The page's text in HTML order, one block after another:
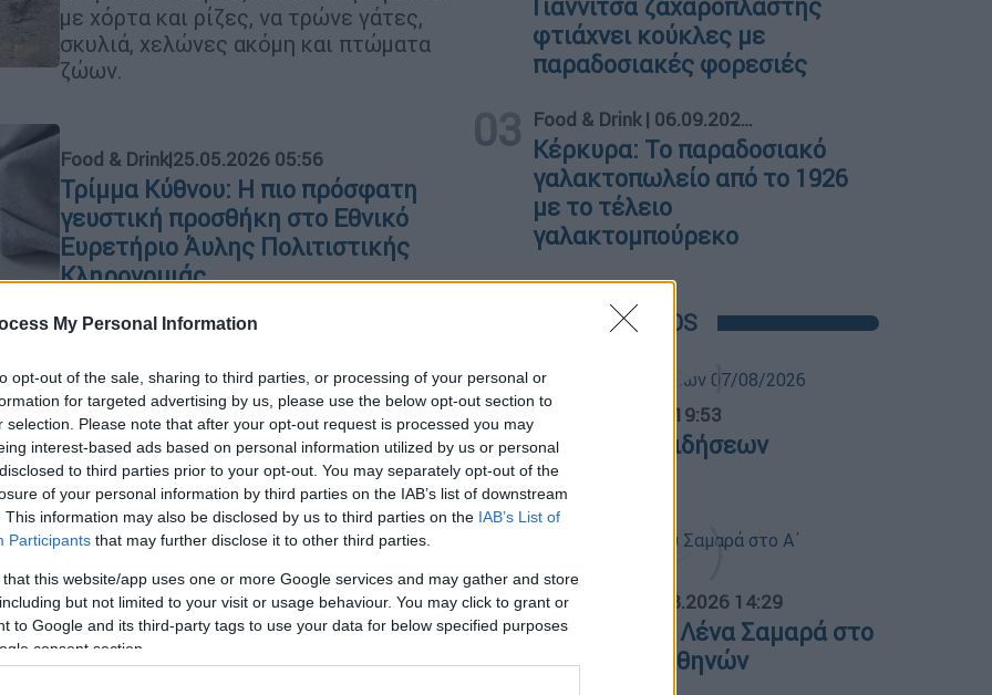
My Personal Information
opt-out of the sale, sharing to third parties, or processing of your personal or
for targeted advertising by us, please use the below opt-out section to
selection. Please note that after your opt-out request is processed you may
interest-based ads based on personal information utilized by us or personal
to third parties prior to your opt-out. You may separately opt-out of the
of your personal information by third parties on the IAB’s list of downstream
This information may also be disclosed by us to third parties on the IAB’s List of
Participants that may further disclose it to other third parties.
that this website/app uses one or more Google services and may gather and store
but not limited to your visit or usage behaviour. You may click to grant or
to Google and its third-party tags to use your data for below specified purposes
consent section.
με χόρτα και ρίζες, να τρώνε γάτες,
σκυλιά, χελώνες ακόμη και πτώματα
ζώων.
Food & Drink|25.05.2026 05:56
Τρίμμα Κύθνου: Η πιο πρόσφατη
γευστική προσθήκη στο Εθνικό
Ευρετήριο Άυλης Πολιτιστικής
Κληρονομιάς
Ανάμεσα στις νέες προσθήκες
ξεχωρίζει μία γεύση με βαθιές ρίζες
στην ελληνική τυροκομική παράδοση
Ελλάδα|23.05.2026 12:07
Η Αγάπη από το Ξυλόκαστρο
τίμησε την Ελλάδα στο Μαρόκο:
Το παγκόσμιο μήνυμα ειρήνης από
30 κορυφαίους ιππείς
Η Ελληνίδα εκπαιδεύτρια αλόγων
μιλάει στο ethnos.gr για τη μοναδική
εμπειρία που έζησε στην πρώτη
Γιαννιτσά ζαχαροπλάστης
φτιάχνει κούκλες με
παραδοσιακές φορεσιές
03 Food & Drink| 06.09.2022 08:29
Κέρκυρα: Το παραδοσιακό
γαλακτοπωλείο από το 1926
με το τέλειο
γαλακτομπούρεκο
POPULAR VIDEOS
Κεντρικό... 07.08.2026 19:53
Κεντρικό δελτίο ειδήσεων
07/08/2026
ΑΠΟΣΠΑΣΜΑΤΑ... 07.08.2026 14:29
Μνημόσυνο για τη Λένα Σαμαρά στο
Α΄ Νεκροταφείο Αθηνών